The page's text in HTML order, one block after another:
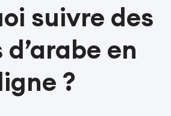
suivre des
en
?